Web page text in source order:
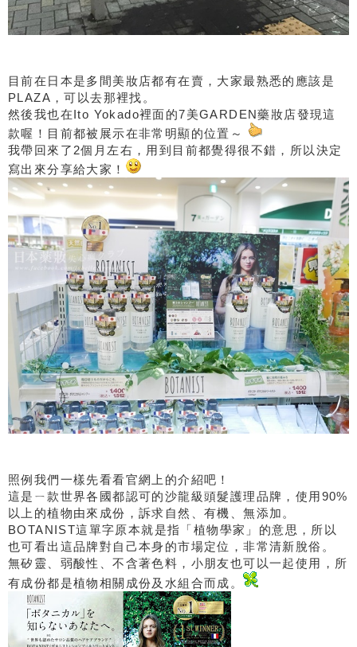
目前在日本是多間美妝店都有在賣，大家最熟悉的應該是
PLAZA，可以去那裡找。
然後我也在Ito Yokado裡面的7美GARDEN藥妝店發現這
款喔！目前都被展示在非常明顯的位置～
我帶回來了2個月左右，用到目前都覺得很不錯，所以決定
寫出來分享給大家！
照例我們一樣先看看官網上的介紹吧！
這是ㄧ款世界各國都認可的沙龍級頭髮護理品牌，使用90%
以上的植物由來成份，訴求自然、有機、無添加。
BOTANIST這單字原本就是指「植物學家」的意思，所以
也可看出這品牌對自己本身的市場定位，非常清新脫俗。
無矽靈、弱酸性、不含著色料，小朋友也可以一起使用，所
有成份都是植物相關成份及水組合而成。